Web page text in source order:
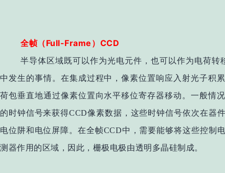
全帧（Full-Frame ） CCD
半导体区域既可以作为光电元件，也可以作为电荷转
中发生的事情。在集成过程中，像素位置响应入射光子积
荷包垂直地通过像素位置向水平移位寄存器移动。一般情
的时钟信号来获得CCD像素数据，这些时钟信号依次在器
电位阱和电位屏障。在全帧CCD中，需要能够将这些控制
测器作用的区域，因此，栅极电极由透明多晶硅制成。